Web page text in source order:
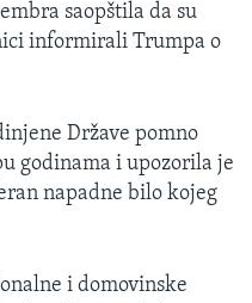
saopštila da su
informirali Trumpa o
Države pomno
godinama i upozorila je
napadne bilo kojeg
i domovinske